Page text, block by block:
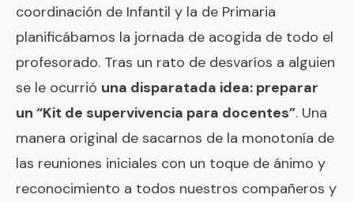
coordinación de Infantil y la de Primaria
planificábamos la jornada de acogida de todo el
profesorado. Tras un rato de desvaríos a alguien
se le ocurrió una disparatada idea: preparar
un “Kit de supervivencia para docentes”. Una
manera original de sacarnos de la monotonía de
las reuniones iniciales con un toque de ánimo y
reconocimiento a todos nuestros compañeros y